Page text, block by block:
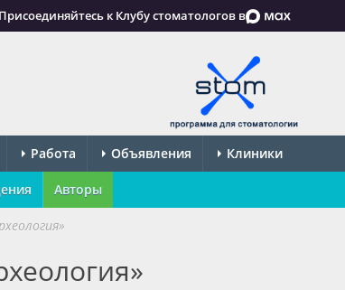
Присоединяйтесь к Клубу стоматологов в
Работа Объявления Клиники
Авторы